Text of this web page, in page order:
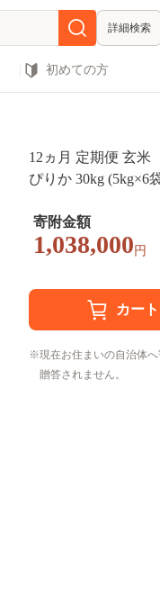
詳細検索
初めての方
12ヵ月 定期便 玄米
ぴりか 30kg (5kg×6
当 産地直送 主食 ご
ん[株式会社 松原米
寄附金額
1,038,000 円
現在お住まいの自治体
贈答されません。